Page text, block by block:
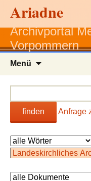
Ariadne
Archivportal
Vorpommern
Menü
finden Anfrage